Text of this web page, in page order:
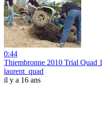
0:44
Thiembronne 2010 Trial Quad 1
laurent_quad
il y a 16 ans